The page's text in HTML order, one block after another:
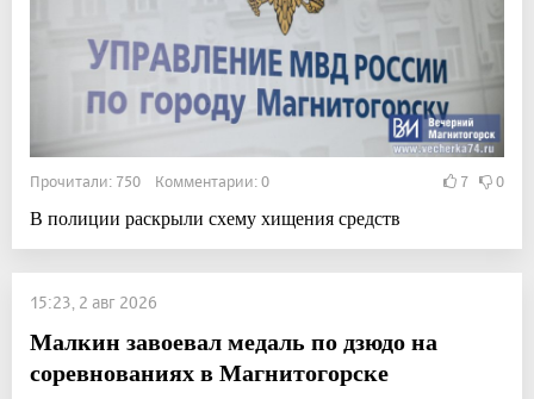
Прочитали: 750 Комментарии: 0 7 0
В полиции раскрыли схему хищения средств
15:23, 2 авг 2026
Малкин завоевал медаль по дзюдо на
соревнованиях в Магнитогорске